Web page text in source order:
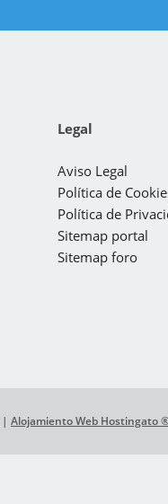
Legal
Aviso Legal
Política de
Política de
Sitemap portal
Sitemap foro
| Alojamiento Web Hostingato